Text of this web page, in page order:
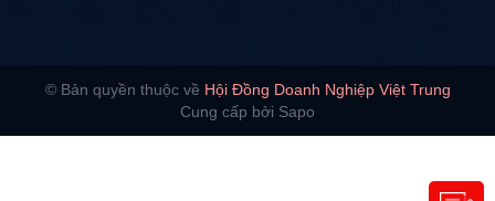
© Bản quyền thuộc về Hội Đồng Doanh Nghiệp Việt Trung
Cung cấp bởi Sapo